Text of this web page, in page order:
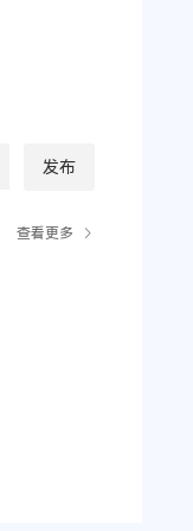
发布
查看更多